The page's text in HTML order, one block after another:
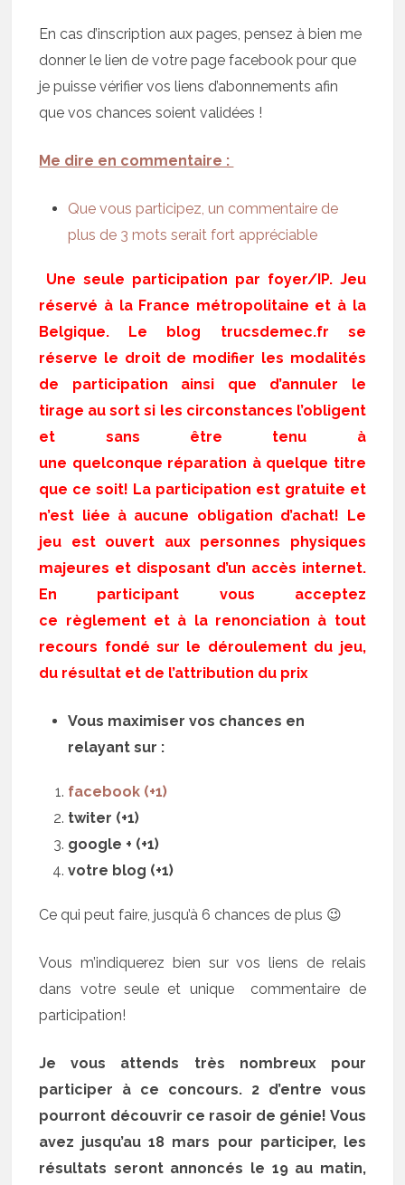
En cas d’inscription aux pages, pensez à bien me
donner le lien de votre page facebook pour que
je puisse vérifier vos liens d’abonnements afin
que vos chances soient validées !
Me dire en commentaire :
Que vous participez, un commentaire de
plus de 3 mots serait fort appréciable
Une seule participation par foyer/IP. Jeu
réservé à la France métropolitaine et à la
Belgique. Le blog trucsdemec.fr se
réserve le droit de modifier les modalités
de participation ainsi que d’annuler le
tirage au sort si les circonstances l’obligent
et sans être tenu à
une quelconque réparation à quelque titre
que ce soit! La participation est gratuite et
n’est liée à aucune obligation d’achat! Le
jeu est ouvert aux personnes physiques
majeures et disposant d’un accès internet.
En participant vous acceptez
ce règlement et à la renonciation à tout
recours fondé sur le déroulement du jeu,
du résultat et de l’attribution du prix
Vous maximiser vos chances en
relayant sur :
facebook (+1)
twiter (+1)
google + (+1)
votre blog (+1)
Ce qui peut faire, jusqu’à 6 chances de plus 😉
Vous m’indiquerez bien sur vos liens de relais
dans votre seule et unique commentaire de
participation!
Je vous attends très nombreux pour
participer à ce concours. 2 d’entre vous
pourront découvrir ce rasoir de génie! Vous
avez jusqu’au 18 mars pour participer, les
résultats seront annoncés le 19 au matin,